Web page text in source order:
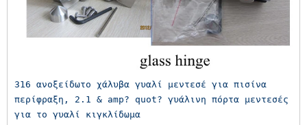
316 ανοξείδωτο χάλυβα γυαλί μεντεσέ για πισίνα
περίφραξη, 2.1 & amp? quot? γυάλινη πόρτα μεντεσές
για το γυαλί κιγκλίδωμα